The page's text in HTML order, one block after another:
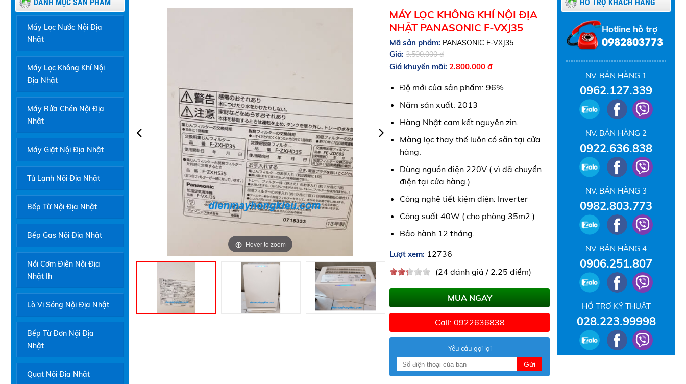
HỖ TRỢ KHÁCH HÀNG
Hotline hỗ trợ
0982803773
NV. BÁN HÀNG 1
0962.127.339
NV. BÁN HÀNG 2
0922.636.838
NV. BÁN HÀNG 3
0982.803.773
NV. BÁN HÀNG 4
0906.251.807
HỔ TRỢ KỸ THUẬT
028.223.99998
Hover to zoom
Hover to zoom
Hover to zoom
MÁY LỌC KHÔNG KHÍ NỘI ĐỊA
NHẬT PANASONIC F-VXJ35
Mã sản phẩm: PANASONIC F-VXJ35
Giá: 3.500.000 đ
Giá khuyến mãi: 2.800.000 đ
Độ mới của sản phẩm: 96%
Năm sản xuất: 2013
Hàng Nhật cam kết nguyên zin.
Màng lọc thay thế luôn có sẵn tại cửa
hàng.
Dùng nguồn điện 220V ( vì đã chuyển
điện tại cửa hàng.)
Công nghệ tiết kiệm điện: Inverter
Công suất 40W ( cho phòng 35m2 )
Bảo hành 12 tháng.
Lượt xem: 12736
(24 đánh giá / 2.25 điểm)
MUA NGAY
Call: 0922636838
Yêu cầu gọi lại
Gửi
DANH MỤC SẢN PHẨM
Máy Lọc Nước Nội Địa
Nhật
Máy Lọc Không Khí Nội
Địa Nhật
Máy Rửa Chén Nội Địa
Nhật
Máy Giặt Nội Địa Nhật
Tủ Lạnh Nội Địa Nhật
Bếp Từ Nội Địa Nhật
Bếp Gas Nội Địa Nhật
Nồi Cơm Điện Nội Địa
Nhật Ih
Lò Vi Sóng Nội Địa Nhật
Bếp Từ Đơn Nội Địa
Nhật
Quạt Nội Địa Nhật